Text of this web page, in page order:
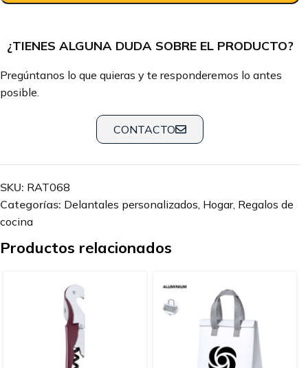
¿TIENES ALGUNA DUDA SOBRE EL PRODUCTO?
Pregúntanos lo que quieras y te responderemos lo antes
posible.
CONTACTO
SKU: RAT068
Categorías: Delantales personalizados, Hogar, Regalos de
cocina
Productos relacionados